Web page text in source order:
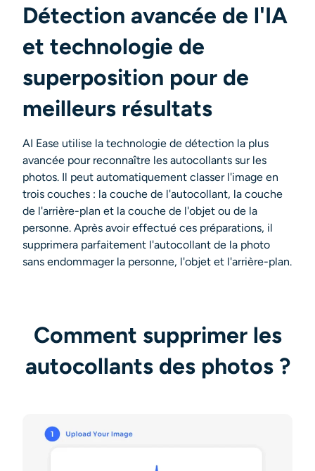
Générateur de tirs à la tête IA
Créateur de photos d’identité
Outils vidéo
Effets vidéo
Amplificateur vidéo
Suppression de filigrane vidéo
Détection avancée de l'IA
et technologie de
superposition pour de
meilleurs résultats
AI Ease utilise la technologie de détection la plus
avancée pour reconnaître les autocollants sur les
photos. Il peut automatiquement classer l'image en
trois couches : la couche de l'autocollant, la couche
de l'arrière-plan et la couche de l'objet ou de la
personne. Après avoir effectué ces préparations, il
supprimera parfaitement l'autocollant de la photo
sans endommager la personne, l'objet et l'arrière-plan.
Comment supprimer les
autocollants des photos ?